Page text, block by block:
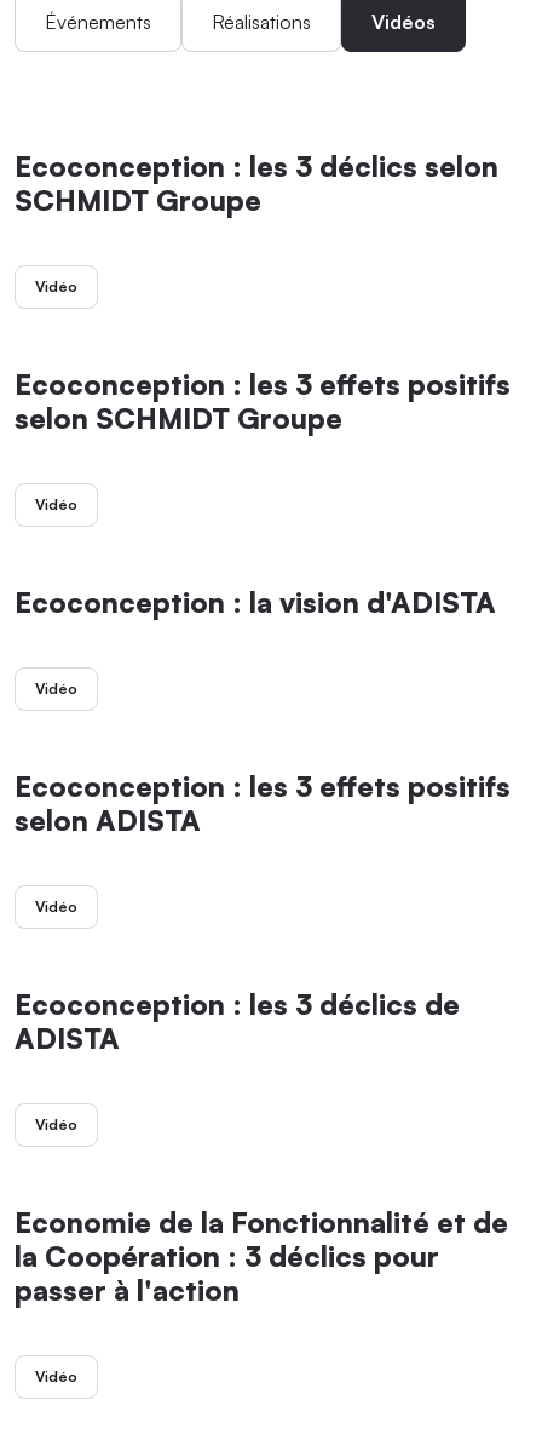
Événements Réalisations Vidéos
Ecoconception : les 3 déclics selon
SCHMIDT Groupe
Vidéo
Ecoconception : les 3 effets positifs
selon SCHMIDT Groupe
Vidéo
Ecoconception : la vision d'ADISTA
Vidéo
Ecoconception : les 3 effets positifs
selon ADISTA
Vidéo
Ecoconception : les 3 déclics de
ADISTA
Vidéo
Economie de la Fonctionnalité et de
la Coopération : 3 déclics pour
passer à l'action
Vidéo